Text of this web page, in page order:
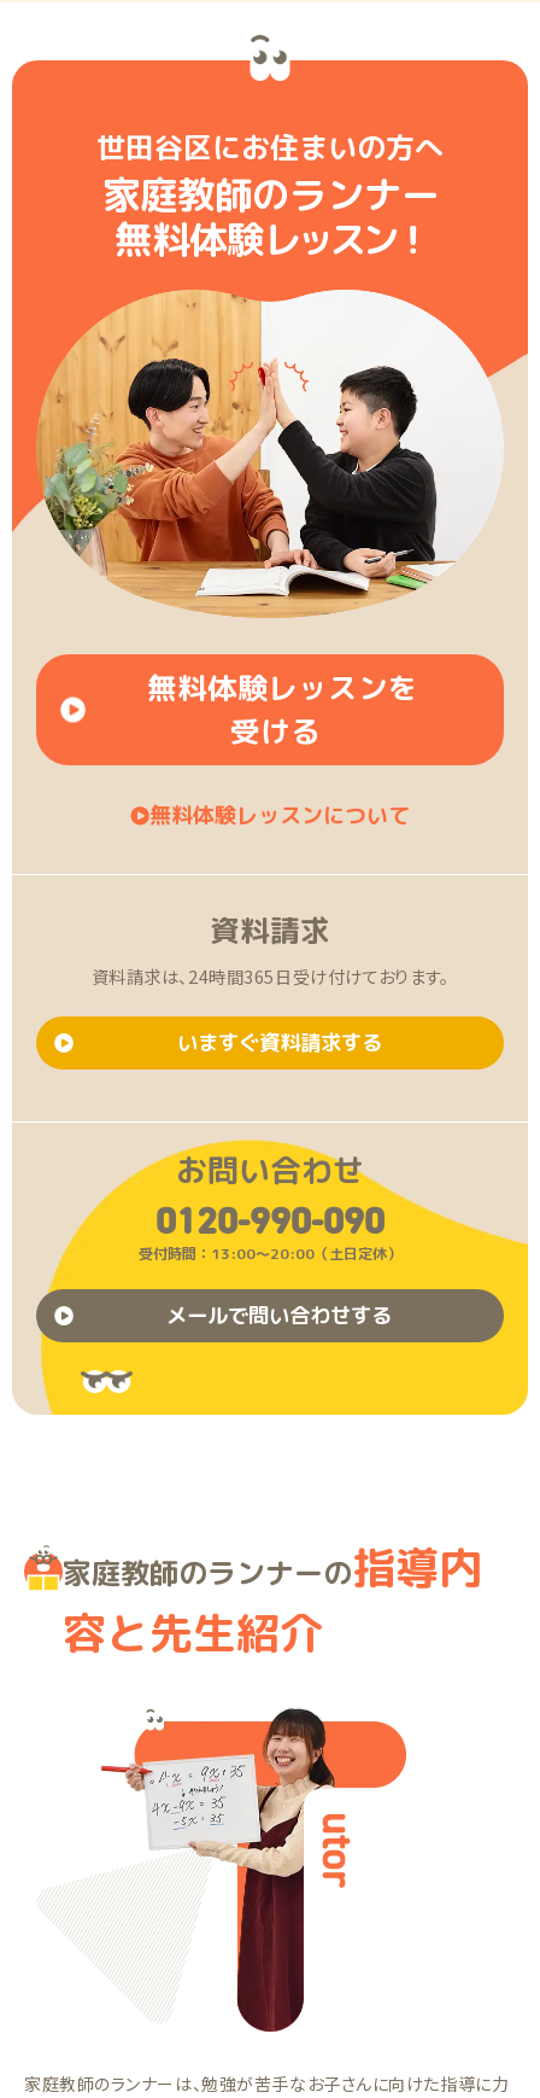
世田谷区にお住まいの方へ
家庭教師のランナー
無料体験レッスン！
無料体験レッスンを
受ける
無料体験レッスンについて
資料請求
資料請求は、24時間365日受け付けております。
いますぐ資料請求する
お問い合わせ
0120-990-090
受付時間：13:00〜20:00（土日定休）
メールで問い合わせする
家庭教師のランナーの指導内
容と先生紹介
家庭教師のランナーは、勉強が苦手なお子さんに向けた指導に力